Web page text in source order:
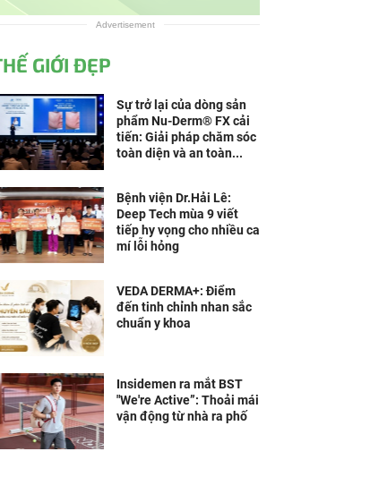
Advertisement
GIỚI ĐẸP
Sự trở lại của dòng sản
phẩm Nu-Derm® FX cải
tiến: Giải pháp chăm sóc
toàn diện và an toàn...
Bệnh viện Dr.Hải Lê:
Deep Tech mùa 9 viết
tiếp hy vọng cho nhiều ca
mí lỗi hỏng
VEDA DERMA+: Điểm
đến tinh chỉnh nhan sắc
chuẩn y khoa
Insidemen ra mắt BST
"We're Active”: Thoải mái
vận động từ nhà ra phố